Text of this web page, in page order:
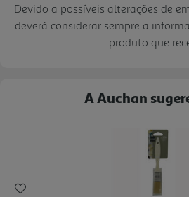
Devido a possíveis alterações de
deverá considerar sempre a
produto que
A Auchan